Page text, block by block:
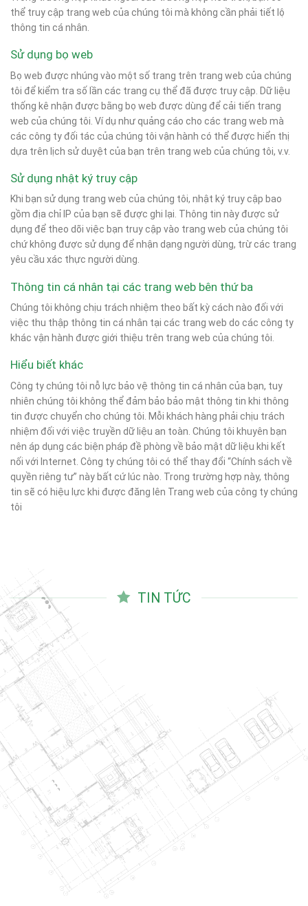
thể truy cập trang web của chúng tôi mà không cần phải tiết lộ
thông tin cá nhân.
Sử dụng bọ web
Bọ web được nhúng vào một số trang trên trang web của chúng
tôi để kiểm tra số lần các trang cụ thể đã được truy cập. Dữ liệu
thống kê nhận được bằng bọ web được dùng để cải tiến trang
web của chúng tôi. Ví dụ như quảng cáo cho các trang web mà
các công ty đối tác của chúng tôi vận hành có thể được hiển thị
dựa trên lịch sử duyệt của bạn trên trang web của chúng tôi, v.v.
Sử dụng nhật ký truy cập
Khi bạn sử dụng trang web của chúng tôi, nhật ký truy cập bao
gồm địa chỉ IP của bạn sẽ được ghi lại. Thông tin này được sử
dụng để theo dõi việc bạn truy cập vào trang web của chúng tôi
chứ không được sử dụng để nhận dạng người dùng, trừ các trang
yêu cầu xác thực người dùng.
Thông tin cá nhân tại các trang web bên thứ ba
Chúng tôi không chịu trách nhiệm theo bất kỳ cách nào đối với
việc thu thập thông tin cá nhân tại các trang web do các công ty
khác vận hành được giới thiệu trên trang web của chúng tôi.
Hiểu biết khác
Công ty chúng tôi nỗ lực bảo vệ thông tin cá nhân của bạn, tuy
nhiên chúng tôi không thể đảm bảo bảo mật thông tin khi thông
tin được chuyển cho chúng tôi. Mỗi khách hàng phải chịu trách
nhiệm đối với việc truyền dữ liệu an toàn. Chúng tôi khuyên bạn
nên áp dụng các biện pháp đề phòng về bảo mật dữ liệu khi kết
nối với Internet. Công ty chúng tôi có thể thay đổi “Chính sách về
quyền riêng tư” này bất cứ lúc nào. Trong trường hợp này, thông
tin sẽ có hiệu lực khi được đăng lên Trang web của công ty chúng
tôi
TIN TỨC
LỄ TRAO QUYẾT ĐỊNH VÀ BỔ NHIỆM PHÓ TỔNG GIÁM ĐỐC
03
Th10